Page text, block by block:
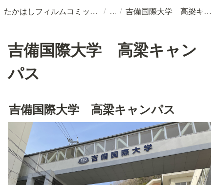
たかはしフィルムコミッションとは？ / / 吉備国際大学 高梁キャンパス
吉備国際大学 高梁キャン
パス
吉備国際大学　高梁キャンパス